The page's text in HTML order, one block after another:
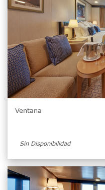
Ventana
Sin Disponibilidad